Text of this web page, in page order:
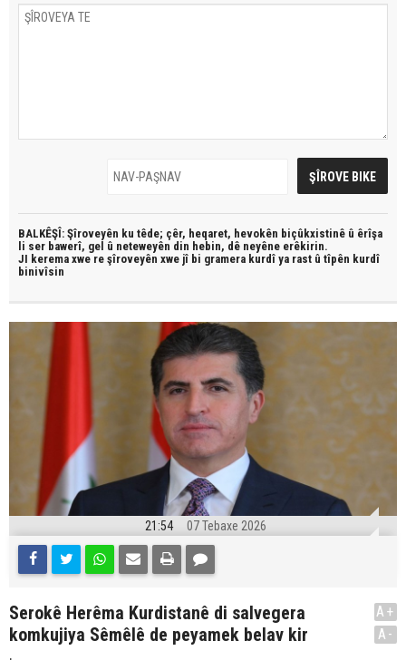
BALKÊŞÎ: Şîroveyên ku têde; çêr, heqaret, hevokên biçûkxistinê û êrîşa
li ser bawerî, gel û neteweyên din hebin, dê neyêne erêkirin.
JI kerema xwe re şîroveyên xwe jî bi gramera kurdî ya rast û tîpên kurdî
binivîsin
21:54 07 Tebaxe 2026
Serokê Herêma Kurdistanê di salvegera
komkujiya Sêmêlê de peyamek belav kir
.
A+
A-